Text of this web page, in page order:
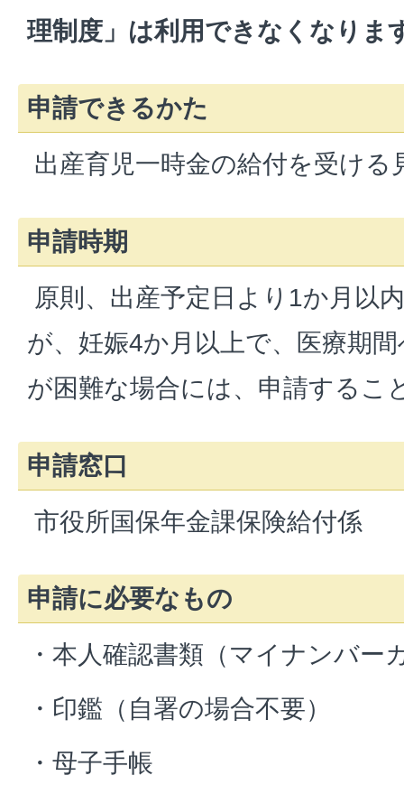
理制度」は利用できなくなりま
申請できるかた
出産育児一時金の給付を受ける
申請時期
原則、出産予定日より1か月以
が、妊娠4か月以上で、医療期
が困難な場合には、申請するこ
申請窓口
市役所国保年金課保険給付係
申請に必要なもの
・本人確認書類（マイナンバー
・印鑑（自署の場合不要）
・母子手帳